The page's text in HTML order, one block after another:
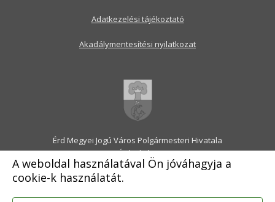
A weboldal használatával Ön jóváhagyja a
cookie-k használatát.
Érd Megyei Jogú Város Polgármesteri Hivatala
2030 Érd, Alsó utca 1.
Levélcím: 2031 Érd, Pf.: 31
E-mail:onkormanyzat@erd.hu
Telefonközpont:06-23-522-300
Adatkezelési tájékoztató
Akadálymentesítési nyilatkozat